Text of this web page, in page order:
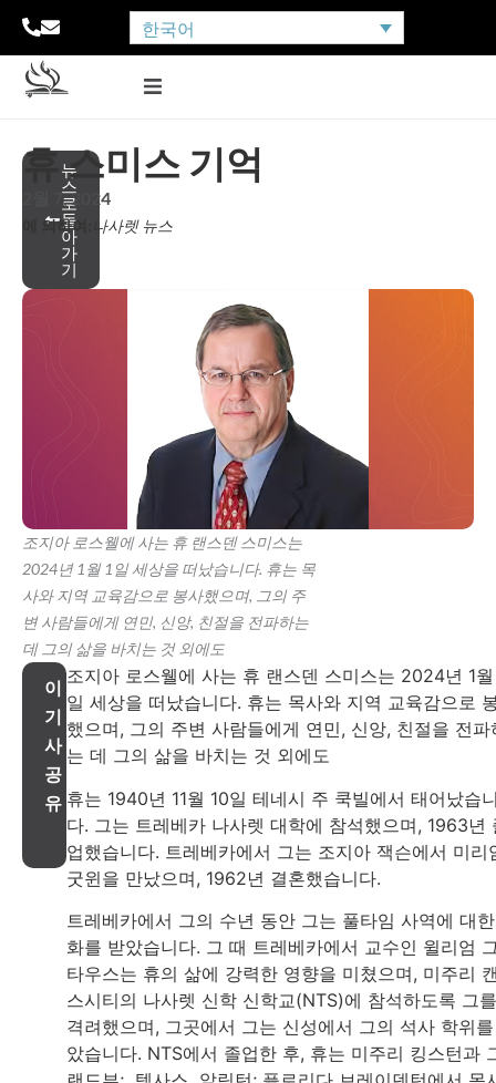
한국어
뉴
스
로
돌
아
가
기
휴 스미스 기억
2월 7, 2024
에 의하여: 나사렛 뉴스
조지아 로스웰에 사는 휴 랜스덴 스미스는
2024년 1월 1일 세상을 떠났습니다. 휴는 목
사와 지역 교육감으로 봉사했으며, 그의 주
변 사람들에게 연민, 신앙, 친절을 전파하는
데 그의 삶을 바치는 것 외에도
이
기
사
공
유
조지아 로스웰에 사는 휴 랜스덴 스미스는 2024년 1월
일 세상을 떠났습니다. 휴는 목사와 지역 교육감으로
했으며, 그의 주변 사람들에게 연민, 신앙, 친절을 전파
는 데 그의 삶을 바치는 것 외에도
휴는 1940년 11월 10일 테네시 주 쿡빌에서 태어났습
다. 그는 트레베카 나사렛 대학에 참석했으며, 1963년
업했습니다. 트레베카에서 그는 조지아 잭슨에서 미리
굿윈을 만났으며, 1962년 결혼했습니다.
트레베카에서 그의 수년 동안 그는 풀타임 사역에 대
화를 받았습니다. 그 때 트레베카에서 교수인 윌리엄
타우스는 휴의 삶에 강력한 영향을 미쳤으며, 미주리
스시티의 나사렛 신학 신학교(NTS)에 참석하도록 그를
격려했으며, 그곳에서 그는 신성에서 그의 석사 학위
았습니다. NTS에서 졸업한 후, 휴는 미주리 킹스턴과